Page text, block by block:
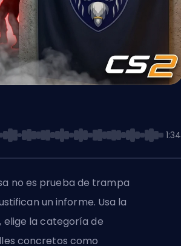
1:34
no es prueba de trampa
un informe. Usa la
la categoría de
concretos como